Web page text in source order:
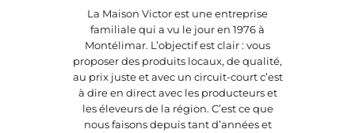
La Maison Victor est une entreprise
familiale qui a vu le jour en 1976 à
Montélimar. L’objectif est clair : vous
proposer des produits locaux, de qualité,
au prix juste et avec un circuit-court c’est
à dire en direct avec les producteurs et
les éleveurs de la région. C’est ce que
nous faisons depuis tant d’années et